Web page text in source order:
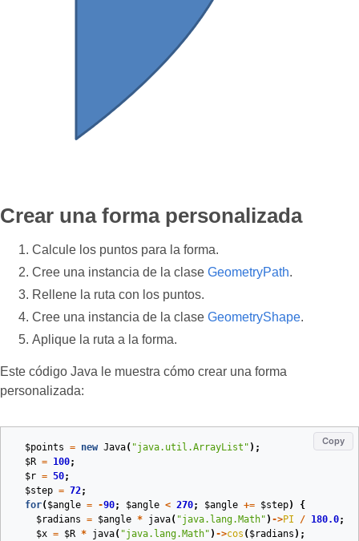
Crear una forma personalizada
Calcule los puntos para la forma.
Cree una instancia de la clase GeometryPath.
Rellene la ruta con los puntos.
Cree una instancia de la clase GeometryShape.
Aplique la ruta a la forma.
Este código Java le muestra cómo crear una forma
personalizada:
Copy
$points = new Java( "java.util.ArrayList" );
$R = 100;
$r = 50;
$step = 72;
for( $angle = -90; $angle < 270; $angle += $step)
{
$radians = $angle * java( "java.lang.Math" ) ->PI / 180.0;
$x = $R * java( "java.lang.Math" ) ->cos ( $radians );